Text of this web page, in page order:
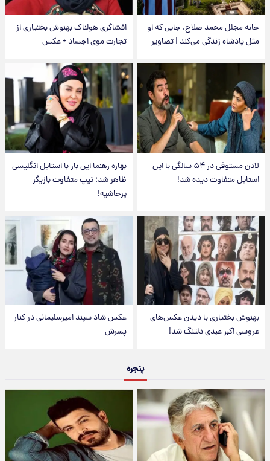
خانه مجلل محمد صلاح، جایی که او
مثل پادشاه زندگی می‌کند | تصاویر
افشاگری هولناک بهنوش بختیاری از
تجارت موی اجساد + عکس
لادن مستوفی در ۵۴ سالگی با این
استایل متفاوت دیده شد!
بهاره رهنما این بار با استایل انگلیسی
ظاهر شد؛ تیپ متفاوت بازیگر
پرحاشیه!
بهنوش بختیاری با دیدن عکس‌های
عروسی اکبر عبدی دلتنگ شد!
عکس شاد سپند امیرسلیمانی در کنار
پسرش
پنجره